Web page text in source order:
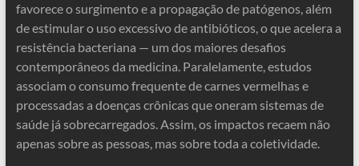
favorece o surgimento e a propagação de patógenos, além
de estimular o uso excessivo de antibióticos, o que acelera a
resistência bacteriana — um dos maiores desafios
contemporâneos da medicina. Paralelamente, estudos
associam o consumo frequente de carnes vermelhas e
processadas a doenças crônicas que oneram sistemas de
saúde já sobrecarregados. Assim, os impactos recaem não
apenas sobre as pessoas, mas sobre toda a coletividade.